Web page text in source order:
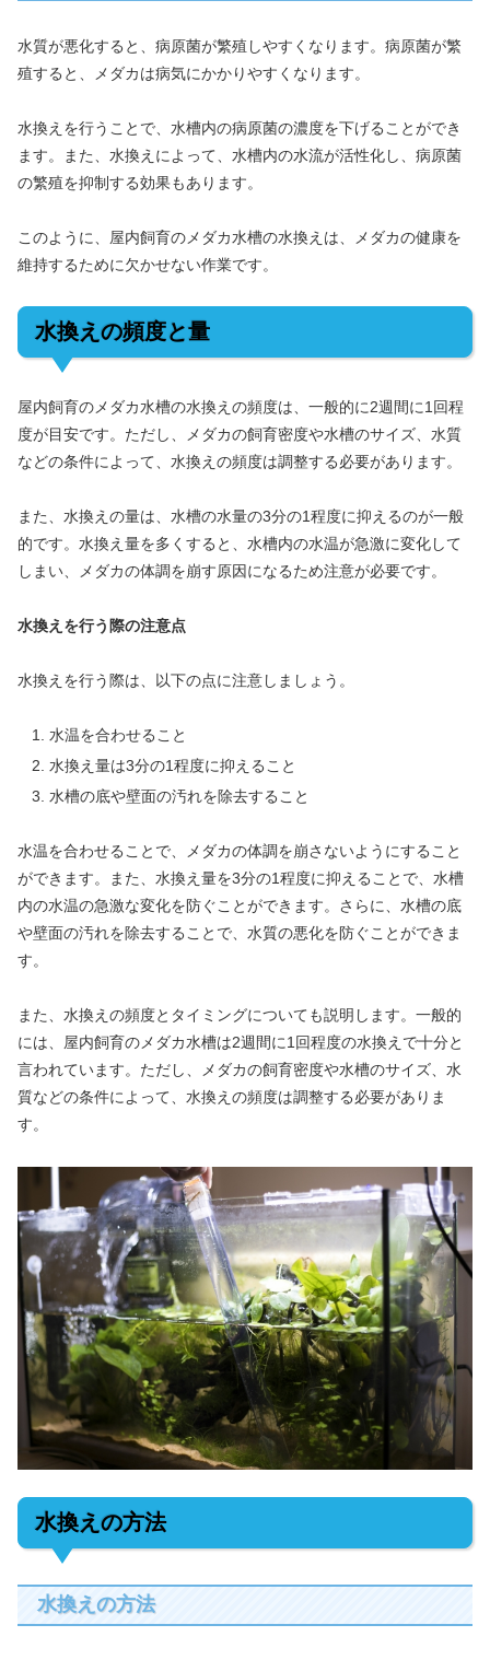
水質が悪化すると、病原菌が繁殖しやすくなります。病原菌が繁
殖すると、メダカは病気にかかりやすくなります。
水換えを行うことで、水槽内の病原菌の濃度を下げることができ
ます。また、水換えによって、水槽内の水流が活性化し、病原菌
の繁殖を抑制する効果もあります。
このように、屋内飼育のメダカ水槽の水換えは、メダカの健康を
維持するために欠かせない作業です。
水換えの頻度と量
屋内飼育のメダカ水槽の水換えの頻度は、一般的に2週間に1回程
度が目安です。ただし、メダカの飼育密度や水槽のサイズ、水質
などの条件によって、水換えの頻度は調整する必要があります。
また、水換えの量は、水槽の水量の3分の1程度に抑えるのが一般
的です。水換え量を多くすると、水槽内の水温が急激に変化して
しまい、メダカの体調を崩す原因になるため注意が必要です。
水換えを行う際の注意点
水換えを行う際は、以下の点に注意しましょう。
水温を合わせること
水換え量は3分の1程度に抑えること
水槽の底や壁面の汚れを除去すること
水温を合わせることで、メダカの体調を崩さないようにすること
ができます。また、水換え量を3分の1程度に抑えることで、水槽
内の水温の急激な変化を防ぐことができます。さらに、水槽の底
や壁面の汚れを除去することで、水質の悪化を防ぐことができま
す。
また、水換えの頻度とタイミングについても説明します。一般的
には、屋内飼育のメダカ水槽は2週間に1回程度の水換えで十分と
言われています。ただし、メダカの飼育密度や水槽のサイズ、水
質などの条件によって、水換えの頻度は調整する必要がありま
す。
水換えの方法
水換えの方法